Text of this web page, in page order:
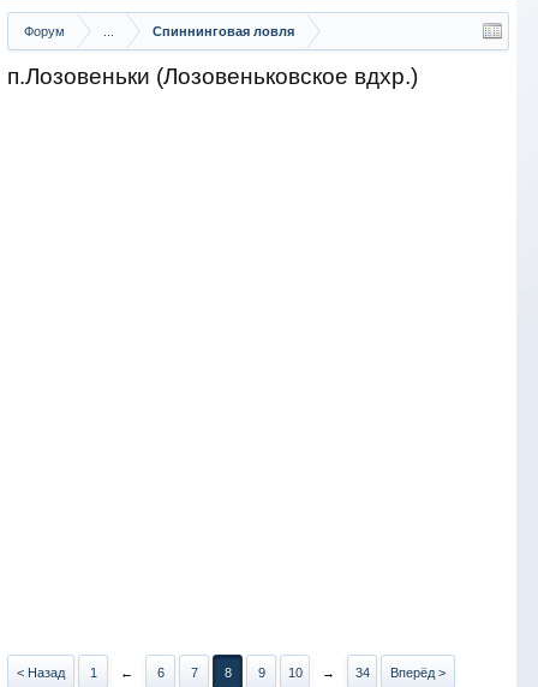
Форум Спиннинговая ловля
п.Лозовеньки (Лозовеньковское вдхр.)
< Назад 1 ← 6 7 8 9 10 → 34 Вперёд >